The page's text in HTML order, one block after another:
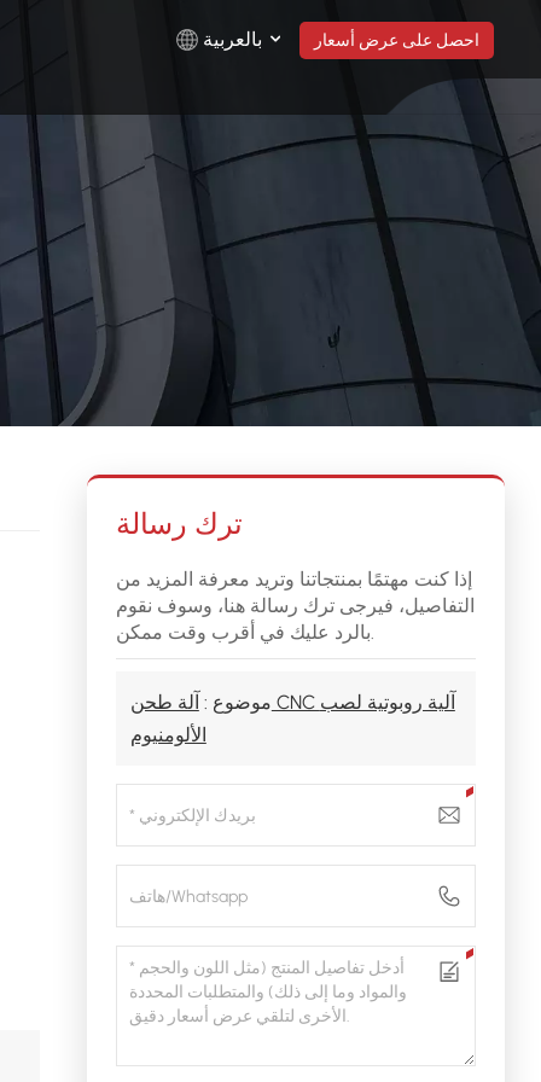
بالعربية
English
Русский
Español
Türkçe
بالعربية
احصل على عرض أسعار
ترك رسالة
إذا كنت مهتمًا بمنتجاتنا وتريد معرفة المزيد من
التفاصيل، فيرجى ترك رسالة هنا، وسوف نقوم
بالرد عليك في أقرب وقت ممكن.
موضوع : آلة طحن CNC آلية روبوتية لصب
الألومنيوم